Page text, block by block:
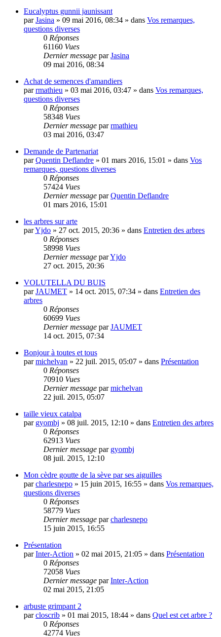
Eucalyptus gunnii jaunissant
parJasina » 09 mai 2016, 08:34 » dans Vos remarques,
questions diverses
0 Réponses
61160 Vues
Dernier message parJasina
09 mai 2016, 08:34
Achat de semences d'amandiers
parrmathieu » 03 mai 2016, 03:47 » dans Vos remarques,
questions diverses
0 Réponses
58348 Vues
Dernier message parrmathieu
03 mai 2016, 03:47
Demande de Partenariat
parQuentin Deflandre » 01 mars 2016, 15:01 » dans Vos
remarques, questions diverses
0 Réponses
57424 Vues
Dernier message parQuentin Deflandre
01 mars 2016, 15:01
les arbres sur arte
parYjdo » 27 oct. 2015, 20:36 » dans Entretien des arbres
0 Réponses
58998 Vues
Dernier message parYjdo
27 oct. 2015, 20:36
VOLUTELLA DU BUIS
parJAUMET » 14 oct. 2015, 07:34 » dans Entretien des
arbres
0 Réponses
60699 Vues
Dernier message parJAUMET
14 oct. 2015, 07:34
Bonjour à toutes et tous
parmichelvan » 22 juil. 2015, 05:07 » dans Présentation
0 Réponses
70910 Vues
Dernier message parmichelvan
22 juil. 2015, 05:07
taille vieux catalpa
par gyombj » 08 juil. 2015, 12:10 » dans Entretien des arbres
0 Réponses
62913 Vues
Dernier message par gyombj
08 juil. 2015, 12:10
Mon cèdre goutte de la sève par ses aiguilles
parcharlesnepo » 15 juin 2015, 16:55 » dans Vos remarques,
questions diverses
0 Réponses
58779 Vues
Dernier message parcharlesnepo
15 juin 2015, 16:55
Présentation
parInter-Action » 02 mai 2015, 21:05 » dans Présentation
0 Réponses
72058 Vues
Dernier message parInter-Action
02 mai 2015, 21:05
arbuste grimpant 2
parcloscrib » 01 mai 2015, 18:44 » dans Quel est cet arbre ?
0 Réponses
42774 Vues